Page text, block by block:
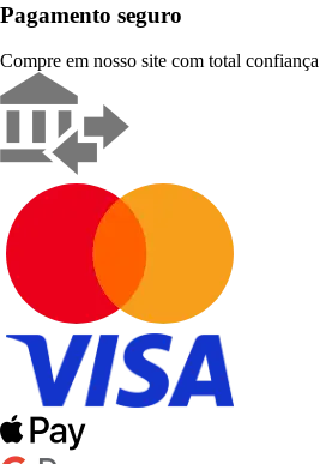
Pagamento seguro
Compre em nosso site com total confiança